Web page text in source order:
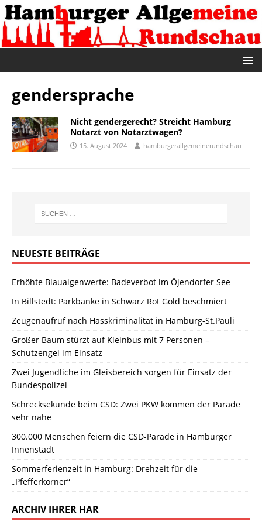
gendersprache
Nicht gendergerecht? Streicht Hamburg
Notarzt von Notarztwagen?
15. August 2024 hamburgerallgemeinerundschau
NEUESTE BEITRÄGE
Erhöhte Blaualgenwerte: Badeverbot im Öjendorfer See
In Billstedt: Parkbänke in Schwarz Rot Gold beschmiert
Zeugenaufruf nach Hasskriminalität in Hamburg-St.Pauli
Großer Baum stürzt auf Kleinbus mit 7 Personen –
Schutzengel im Einsatz
Zwei Jugendliche im Gleisbereich sorgen für Einsatz der
Bundespolizei
Schrecksekunde beim CSD: Zwei PKW kommen der Parade
sehr nahe
300.000 Menschen feiern die CSD-Parade in Hamburger
Innenstadt
Sommerferienzeit in Hamburg: Drehzeit für die
„Pfefferkörner“
ARCHIV IHRER HAR